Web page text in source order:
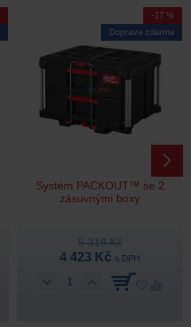
Doprava zdarma
-17 %
Systém PACKOUT™ se 2
zásuvnými boxy
5 319 Kč
4 423 Kč s DPH